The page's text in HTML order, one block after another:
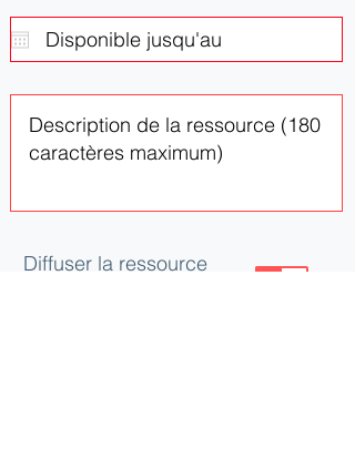
Diffuser la ressource